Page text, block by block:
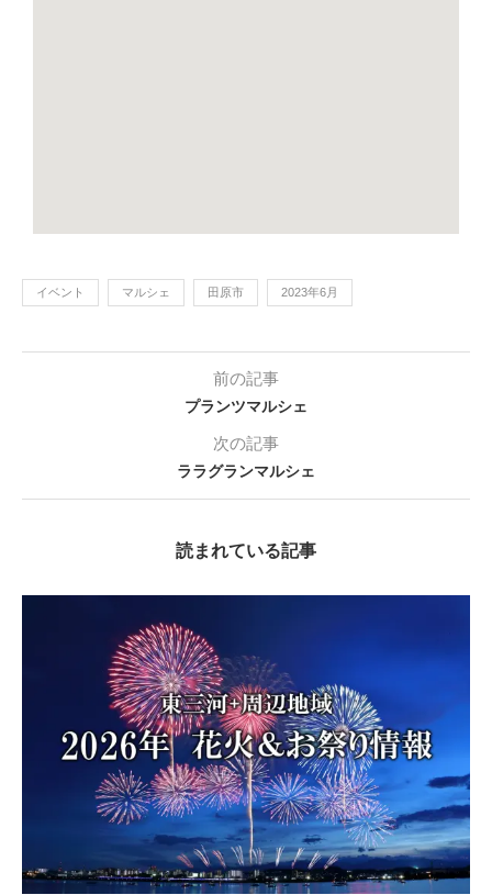
イベント マルシェ 田原市 2023年6月
前の記事
プランツマルシェ
次の記事
ララグランマルシェ
読まれている記事